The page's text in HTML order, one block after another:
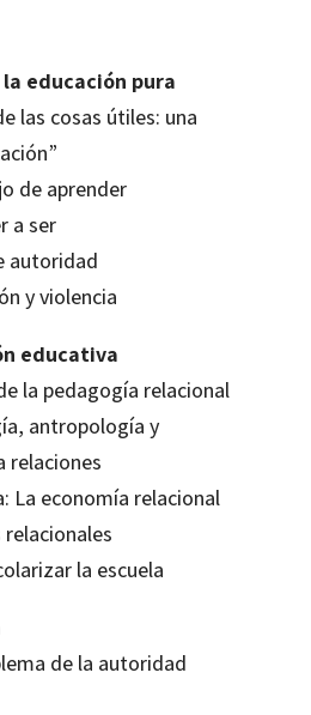
educación pura
las cosas útiles: una
de aprender
a ser
autoridad
y violencia
educativa
la pedagogía relacional
antropología y
relaciones
La economía relacional
relacionales
la escuela
de la autoridad